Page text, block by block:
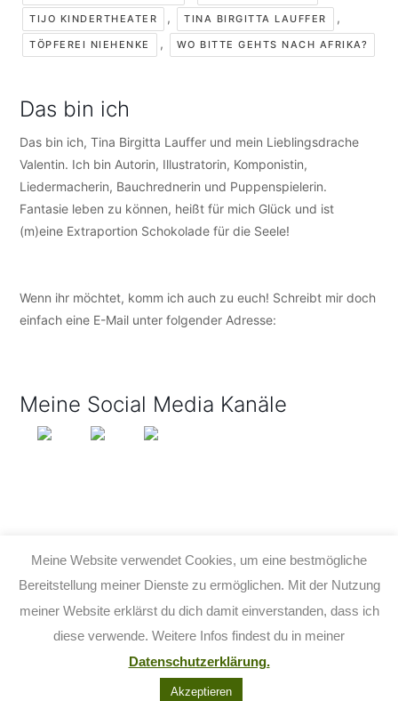
TIJO KINDERTHEATER , TINA BIRGITTA LAUFFER ,
TÖPFEREI NIEHENKE , WO BITTE GEHTS NACH AFRIKA?
Das bin ich
Das bin ich, Tina Birgitta Lauffer und mein Lieblingsdrache
Valentin. Ich bin Autorin, Illustratorin, Komponistin,
Liedermacherin, Bauchrednerin und Puppenspielerin.
Fantasie leben zu können, heißt für mich Glück und ist
(m)eine Extraportion Schokolade für die Seele!
Wenn ihr möchtet, komm ich auch zu euch! Schreibt mir doch
einfach eine E-Mail unter folgender Adresse:
Meine Social Media Kanäle
FACEBOOK
YOUTUBE
INSTAGRAM
Meine Website verwendet Cookies, um eine bestmögliche
Bereitstellung meiner Dienste zu ermöglichen. Mit der Nutzung
meiner Website erklärst du dich damit einverstanden, dass ich
diese verwende. Weitere Infos findest du in meiner
Datenschutzerklärung.
Akzeptieren